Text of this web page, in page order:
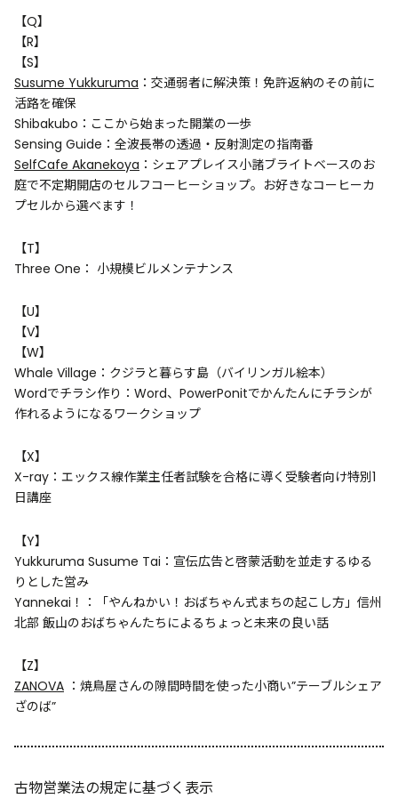
【Q】
【R】
【S】
Susume Yukkuruma ：交通弱者に解決策！免許返納のその前に
活路を確保
Shibakubo：ここから始まった開業の一歩
Sensing Guide：全波長帯の透過・反射測定の指南番
SelfCafe Akanekoya ：シェアプレイス小諸ブライトベースのお
庭で不定期開店のセルフコーヒーショップ。お好きなコーヒーカ
プセルから選べます！
【T】
Three One： 小規模ビルメンテナンス
【U】
【V】
【W】
Whale Village：クジラと暮らす島（バイリンガル絵本）
Wordでチラシ作り：Word、PowerPonitでかんたんにチラシが
作れるようになるワークショップ
【X】
X-ray：エックス線作業主任者試験を合格に導く受験者向け特別1
日講座
【Y】
Yukkuruma Susume Tai：宣伝広告と啓蒙活動を並走するゆる
りとした営み
Yannekai！：「やんねかい！おばちゃん式まちの起こし方」信州
北部 飯山のおばちゃんたちによるちょっと未来の良い話
【Z】
ZANOVA ：焼鳥屋さんの隙間時間を使った小商い”テーブルシェア
ざのば”
古物営業法の規定に基づく表示